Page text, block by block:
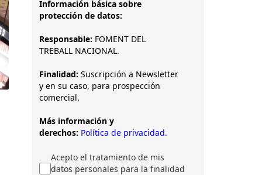
Información básica sobre
protección de datos:
Responsable: FOMENT DEL
TREBALL NACIONAL.
Finalidad: Suscripción a Newsletter
y en su caso, para prospección
comercial.
Más información y
derechos: Política de privacidad.
Acepto el tratamiento de mis
datos personales para la finalidad